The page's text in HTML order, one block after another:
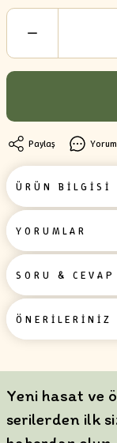
Paylaş
ÜRÜN BİLGİSİ
YORUMLAR
SORU & CEVAP
ÖNERİLERİNİZ
Yeni hasat ve
serilerden ilk